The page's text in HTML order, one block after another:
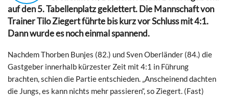
auf den 5. Tabellenplatz geklettert. Die Mannschaft von
Trainer Tilo Ziegert führte bis kurz vor Schluss mit 4:1.
Dann wurde es noch einmal spannend.
Nachdem Thorben Bunjes (82.) und Sven Oberländer (84.) die
Gastgeber innerhalb kürzester Zeit mit 4:1 in Führung
brachten, schien die Partie entschieden. „Anscheinend dachten
die Jungs, es kann nichts mehr passieren“, so Ziegert. (Fast)